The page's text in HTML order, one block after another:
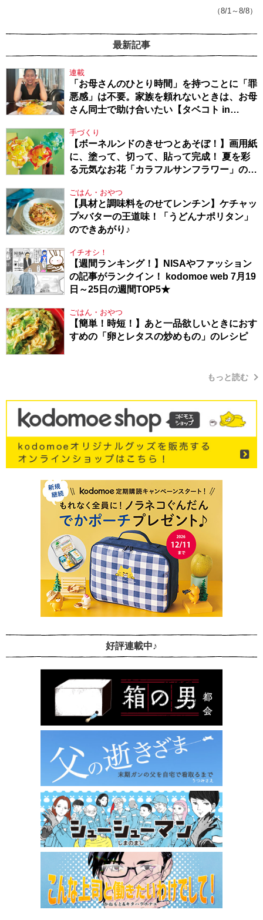
（8/1～8/8）
最新記事
連載
「お母さんのひとり時間」を持つことに「罪
悪感」は不要。家族を頼れないときは、お母
さん同士で助け合いたい【タベコト in
手づくり
【ボーネルンドのきせつとあそぼ！】画用紙
に、塗って、切って、貼って完成！ 夏を彩
る元気なお花「カラフルサンフラワー」の作
ごはん・おやつ
【具材と調味料をのせてレンチン】ケチャッ
プ×バターの王道味！「うどんナポリタン」
のできあがり♪
イチオシ！
【週間ランキング！】NISAやファッション
の記事がランクイン！ kodomoe web 7月19
日～25日の週間TOP5★
ごはん・おやつ
【簡単！時短！】あと一品欲しいときにおす
すめの「卵とレタスの炒めもの」のレシピ
もっと読む
好評連載中♪